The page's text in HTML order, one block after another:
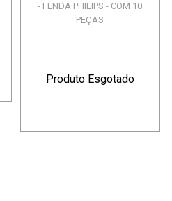
- FENDA PHILIPS - COM 10
PEÇAS
Produto Esgotado